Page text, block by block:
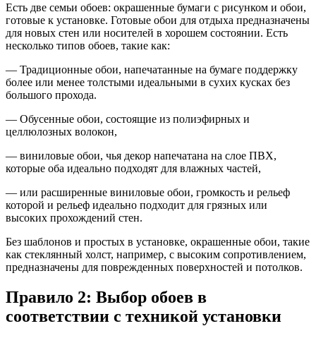
Есть две семьи обоев: окрашенные бумаги с рисунком и обои,
готовые к установке. Готовые обои для отдыха предназначены
для новых стен или носителей в хорошем состоянии. Есть
несколько типов обоев, такие как:
— Традиционные обои, напечатанные на бумаге поддержку
более или менее толстыми идеальными в сухих кусках без
большого прохода.
— Обусенные обои, состоящие из полиэфирных и
целлюлозных волокон,
— виниловые обои, чья декор напечатана на слое ПВХ,
которые оба идеально подходят для влажных частей,
— или расширенные виниловые обои, громкость и рельеф
которой и рельеф идеально подходит для грязных или
высоких прохождений стен.
Без шаблонов и простых в установке, окрашенные обои, такие
как стеклянный холст, например, с высоким сопротивлением,
предназначены для поврежденных поверхностей и потолков.
Правило 2: Выбор обоев в
соответствии с техникой установки